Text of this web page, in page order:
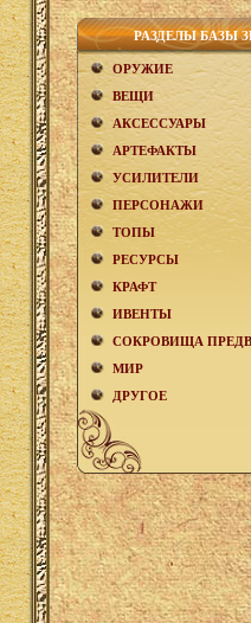
РАЗДЕЛЫ БАЗЫ
ОРУЖИЕ
ВЕЩИ
АКCЕСCУАРЫ
АРТЕФАКТЫ
УСИЛИТЕЛИ
ПЕРСОНАЖИ
ТОПЫ
РЕСУРСЫ
КРАФТ
ИВЕНТЫ
СОКРОВИЩА
МИР
ДРУГОЕ